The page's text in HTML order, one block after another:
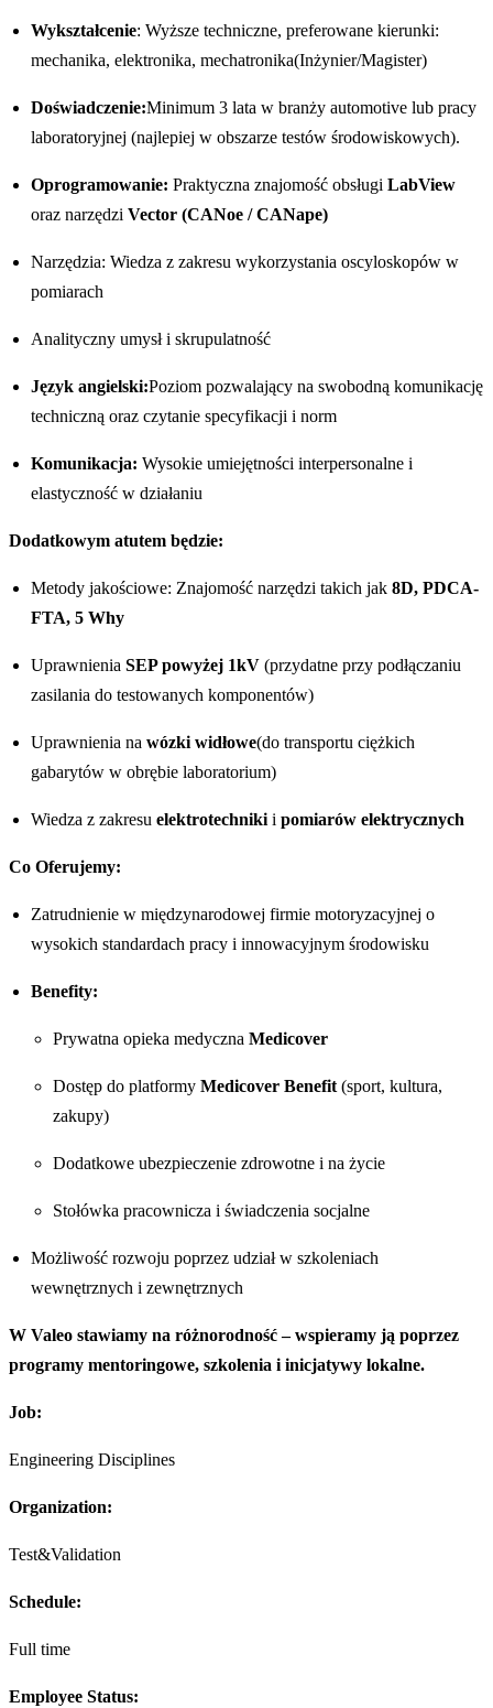
Wykształcenie: Wyższe techniczne, preferowane kierunki:
mechanika, elektronika, mechatronika(Inżynier/Magister)
Doświadczenie:Minimum 3 lata w branży automotive lub pracy
laboratoryjnej (najlepiej w obszarze testów środowiskowych).
Oprogramowanie: Praktyczna znajomość obsługi LabView
oraz narzędzi Vector (CANoe / CANape)
Narzędzia: Wiedza z zakresu wykorzystania oscyloskopów w
pomiarach
Analityczny umysł i skrupulatność
Język angielski:Poziom pozwalający na swobodną komunikację
techniczną oraz czytanie specyfikacji i norm
Komunikacja: Wysokie umiejętności interpersonalne i
elastyczność w działaniu
Dodatkowym atutem będzie:
Metody jakościowe: Znajomość narzędzi takich jak 8D, PDCA-
FTA, 5 Why
Uprawnienia SEP powyżej 1kV (przydatne przy podłączaniu
zasilania do testowanych komponentów)
Uprawnienia na wózki widłowe(do transportu ciężkich
gabarytów w obrębie laboratorium)
Wiedza z zakresu elektrotechniki i pomiarów elektrycznych
Co Oferujemy:
Zatrudnienie w międzynarodowej firmie motoryzacyjnej o
wysokich standardach pracy i innowacyjnym środowisku
Benefity:
Prywatna opieka medyczna Medicover
Dostęp do platformy Medicover Benefit (sport, kultura,
zakupy)
Dodatkowe ubezpieczenie zdrowotne i na życie
Stołówka pracownicza i świadczenia socjalne
Możliwość rozwoju poprzez udział w szkoleniach
wewnętrznych i zewnętrznych
W Valeo stawiamy na różnorodność – wspieramy ją poprzez
programy mentoringowe, szkolenia i inicjatywy lokalne.
Job:
Engineering Disciplines
Organization:
Test&Validation
Schedule:
Full time
Employee Status: